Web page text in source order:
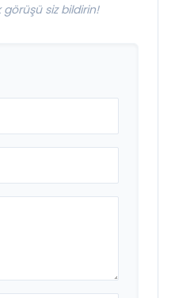
görüşü siz bildirin!